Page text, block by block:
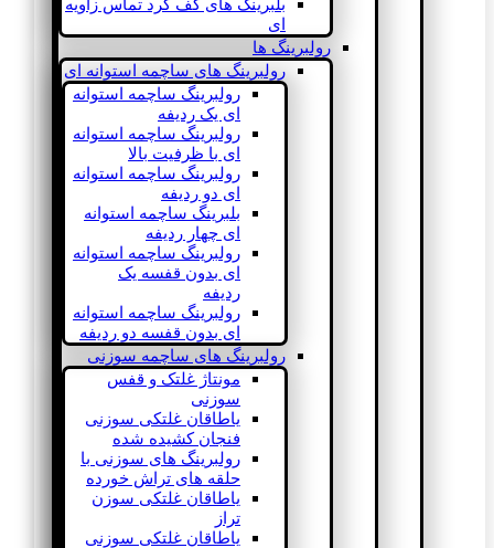
بلبرینگ های کف گرد تماس زاویه
ای
رولبرینگ ها
رولبرینگ های ساچمه استوانه ای
رولبرینگ ساچمه استوانه
ای یک ردیفه
رولبرینگ ساچمه استوانه
ای با ظرفیت بالا
رولبرینگ ساچمه استوانه
ای دو ردیفه
بلبرینگ ساچمه استوانه
ای چهار ردیفه
رولبرینگ ساچمه استوانه
ای بدون قفسه یک
ردیفه
رولبرینگ ساچمه استوانه
ای بدون قفسه دو ردیفه
رولبرینگ های ساچمه سوزنی
مونتاژ غلتک و قفس
سوزنی
یاطاقان غلتکی سوزنی
فنجان کشیده شده
رولبرینگ های سوزنی با
حلقه های تراش خورده
یاطاقان غلتکی سوزن
تراز
یاطاقان غلتکی سوزنی